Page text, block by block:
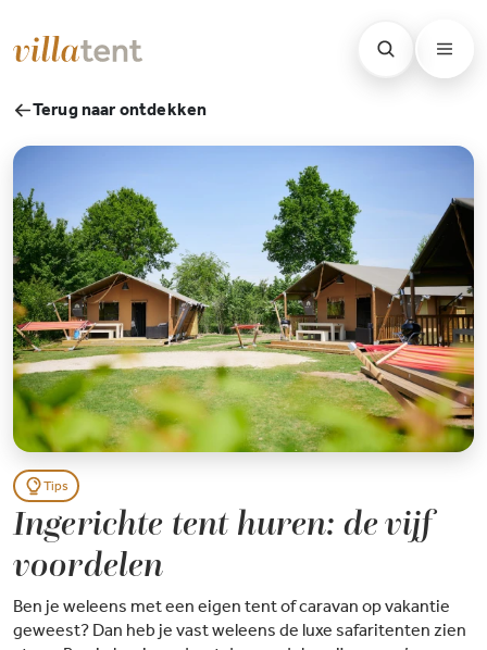
Terug naar ontdekken
Tips
Ingerichte tent huren: de vijf
voordelen
Ben je weleens met een eigen tent of caravan op vakantie
geweest? Dan heb je vast weleens de luxe safaritenten zien